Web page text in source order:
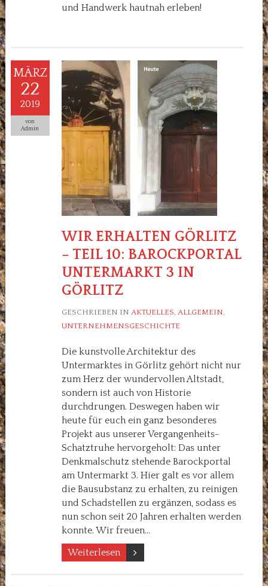
und Handwerk hautnah erleben!
MÄRZ
22
2019
von
Admin
WIR ERHALTEN GÖRLITZ
– TEIL 10: BAROCKPORTAL
UNTERMARKT 3 IN
GÖRLITZ
GESCHRIEBEN IN AKTUELLES, ALLGEMEIN,
UNTERNEHMENSGESCHICHTE
Die kunstvolle Architektur des
Untermarktes in Görlitz gehört nicht nur
zum Herz der wundervollen Altstadt,
sondern ist auch von Historie
durchdrungen. Deswegen haben wir
heute für euch ein ganz besonderes
Projekt aus unserer Vergangenheits-
Schatztruhe hervorgeholt: Das unter
Denkmalschutz stehende Barockportal
am Untermarkt 3. Hier galt es vor allem
die Bausubstanz zu erhalten, zu reinigen
und Schadstellen zu ergänzen, sodass es
nun schon seit 20 Jahren erhalten werden
konnte. Wir freuen…
Weiterlesen